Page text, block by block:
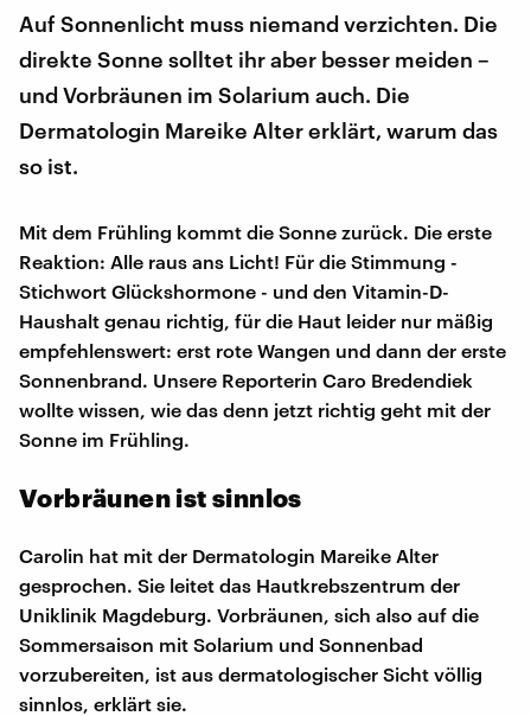
Auf Sonnenlicht muss niemand verzichten. Die
direkte Sonne solltet ihr aber besser meiden –
und Vorbräunen im Solarium auch. Die
Dermatologin Mareike Alter erklärt, warum das
so ist.
Mit dem Frühling kommt die Sonne zurück. Die erste
Reaktion: Alle raus ans Licht! Für die Stimmung -
Stichwort Glückshormone - und den Vitamin-D-
Haushalt genau richtig, für die Haut leider nur mäßig
empfehlenswert: erst rote Wangen und dann der erste
Sonnenbrand. Unsere Reporterin Caro Bredendiek
wollte wissen, wie das denn jetzt richtig geht mit der
Sonne im Frühling.
Vorbräunen ist sinnlos
Carolin hat mit der Dermatologin Mareike Alter
gesprochen. Sie leitet das Hautkrebszentrum der
Uniklinik Magdeburg. Vorbräunen, sich also auf die
Sommersaison mit Solarium und Sonnenbad
vorzubereiten, ist aus dermatologischer Sicht völlig
sinnlos, erklärt sie.